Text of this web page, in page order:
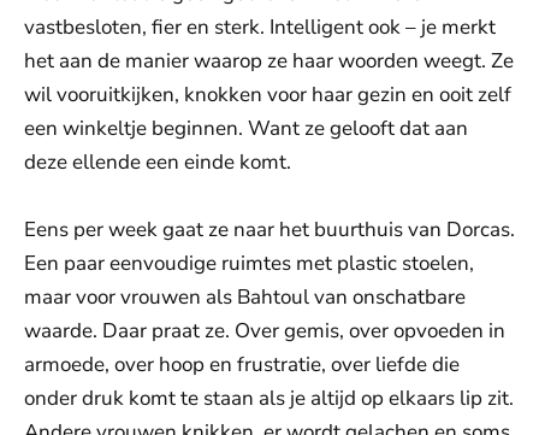
vastbesloten, fier en sterk. Intelligent ook – je merkt
het aan de manier waarop ze haar woorden weegt. Ze
wil vooruitkijken, knokken voor haar gezin en ooit zelf
een winkeltje beginnen. Want ze gelooft dat aan
deze ellende een einde komt.
Eens per week gaat ze naar het buurthuis van Dorcas.
Een paar eenvoudige ruimtes met plastic stoelen,
maar voor vrouwen als Bahtoul van onschatbare
waarde. Daar praat ze. Over gemis, over opvoeden in
armoede, over hoop en frustratie, over liefde die
onder druk komt te staan als je altijd op elkaars lip zit.